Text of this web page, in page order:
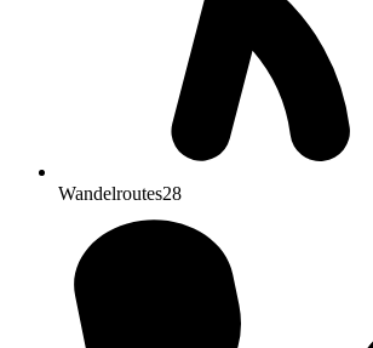
Wandelroutes28